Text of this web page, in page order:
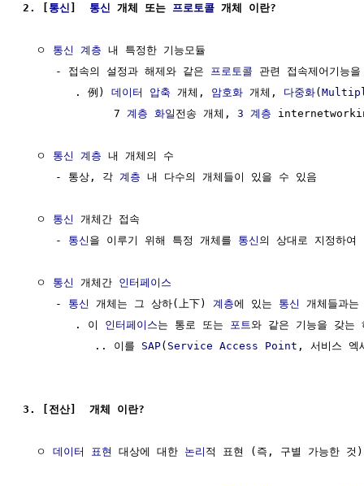
2. [ 통신 ] 통신 개체 또는 프로토콜 개체 이란?
  ㅇ
통신 계층 내 특정한 기능모듈
     - 접속의 설정과 해제와 같은
프로토콜 관련 접속제어기능
        . 例)
데이터 압축 개체, 암호화 개체, 다중화(
              7
계층 화일 전송 개체, 3 계층
  ㅇ
통신 계층 내 개체의 수
     - 통상, 각
계층 내 다수의 개체들이 있을 수 있음
  ㅇ
통신
개체간 접속
     -
통신 을 이루기 위해 특정 개체를 통신 의 상대로 지정하여
  ㅇ
통신 개체간 인터페이스
     -
통신 개체는 그 상하(上下) 계층에 있는 통신
개체들과
        . 이
인터페이스는 통로 또는 포트와 같은 기능을 갖는
           .. 이를
SAP( Service Access Point , 서비스 엑
3. [전산]  개체 이란?
  ㅇ
데이터 표현 대상에 대한 논리 적 표현 (즉, 구별 가능한 것)